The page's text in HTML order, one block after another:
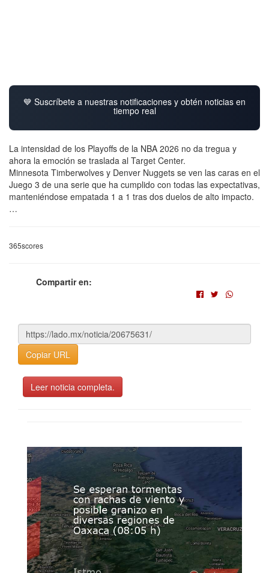
💙 Suscríbete a nuestras notificaciones y obtén noticias en
tiempo real
La intensidad de los Playoffs de la NBA 2026 no da tregua y
ahora la emoción se traslada al Target Center.
Minnesota Timberwolves y Denver Nuggets se ven las caras en el
Juego 3 de una serie que ha cumplido con todas las expectativas,
manteniéndose empatada 1 a 1 tras dos duelos de alto impacto.
…
365scores
Compartir en:
Copiar URL
Leer noticia completa.